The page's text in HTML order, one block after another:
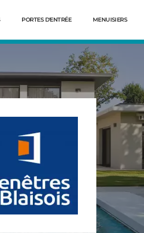
PORTES D'ENTRÉE MENUISIERS